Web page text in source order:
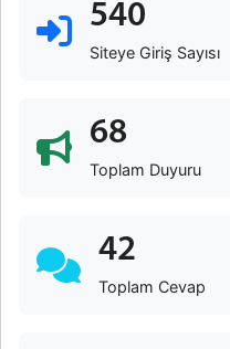
540
Siteye Giriş Sayısı
68
Toplam Duyuru
42
Toplam Cevap